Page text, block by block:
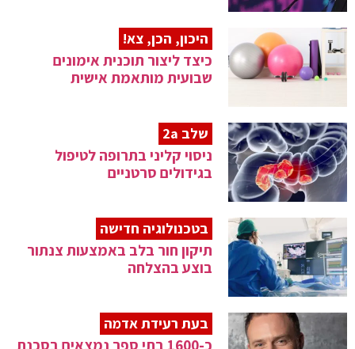
היכון, הכן, צא!
כיצד ליצור תוכנית אימונים
שבועית מותאמת אישית
שלב 2a
ניסוי קליני בתרופה לטיפול
בגידולים סרטניים
בטכנולוגיה חדישה
תיקון חור בלב באמצעות צנתור
בוצע בהצלחה
בעת רעידת אדמה
כ-1600 בתי ספר נמצאים בסכנת